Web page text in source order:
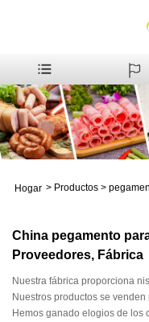
Hogar > Productos >
China pegamento
Proveedores, Fábrica
Nuestra fábrica proporciona
Nuestros productos se
Hemos ganado elogios de los